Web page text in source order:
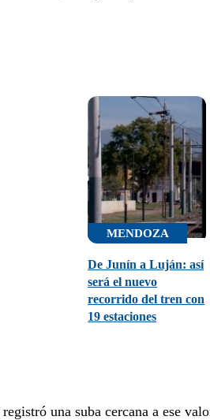
MENDOZA
De Junín a Luján: así
será el nuevo
recorrido del tren con
19 estaciones
registró una suba cercana a ese